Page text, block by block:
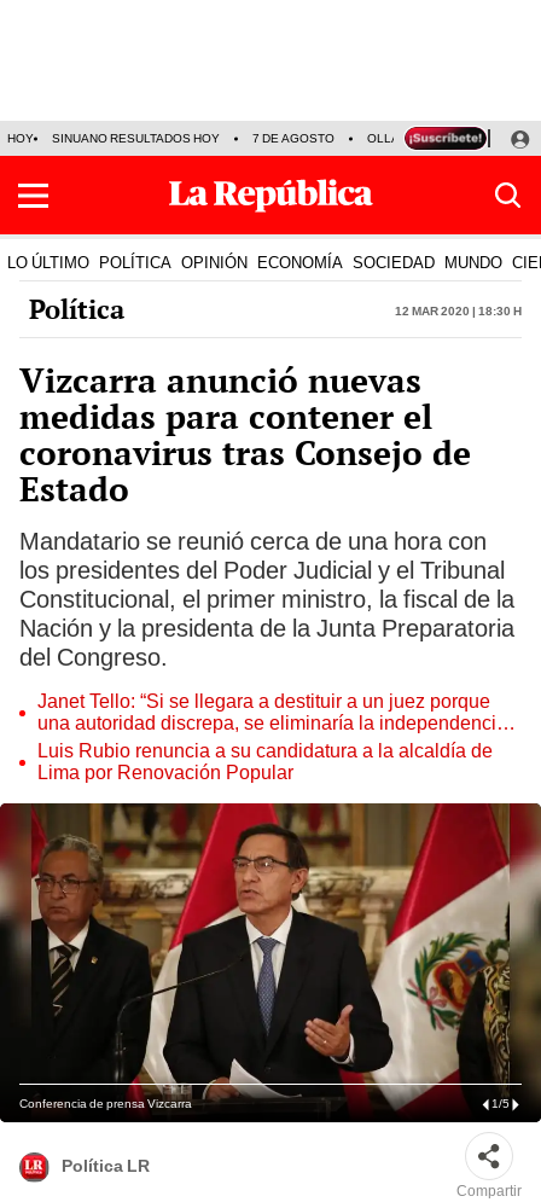
HOY SINUANO RESULTADOS HOY 7 DE AGOSTO OLLANTA HUMALA
LO ÚLTIMO POLÍTICA OPINIÓN ECONOMÍA SOCIEDAD MUNDO
Política 12 Mar 2020 | 18:30 h
Vizcarra anunció nuevas
medidas para contener el
coronavirus tras Consejo de
Estado
Mandatario se reunió cerca de una hora con
los presidentes del Poder Judicial y el Tribunal
Constitucional, el primer ministro, la fiscal de la
Nación y la presidenta de la Junta Preparatoria
del Congreso.
Janet Tello: “Si se llegara a destituir a un juez porque
una autoridad discrepa, se eliminaría la independencia
judicial”
Luis Rubio renuncia a su candidatura a la alcaldía de
Lima por Renovación Popular
Conferencia de prensa Vizcarra 1/5
Política LR
Compartir